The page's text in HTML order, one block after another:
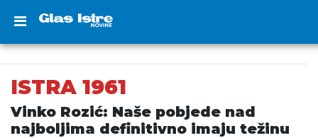
ISTRA 1961
Vinko Rozić: Naše pobjede nad
najboljima definitivno imaju težinu